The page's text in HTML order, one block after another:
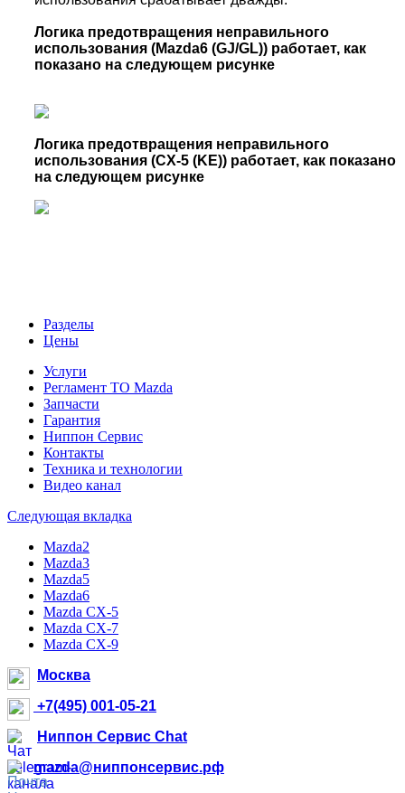
Логика предотвращения неправильного
использования (Mazda6 (GJ/GL)) работает, как
показано на следующем рисунке
Логика предотвращения неправильного
использования (CX-5 (KE)) работает, как показано
на следующем рисунке
Разделы
Цены
Услуги
Регламент ТО Mazda
Запчасти
Гарантия
Ниппон Сервис
Контакты
Техника и технологии
Видео канал
Следующая вкладка
Mazda2
Mazda3
Mazda5
Mazda6
Mazda CX-5
Mazda CX-7
Mazda CX-9
Москва
+7(495) 001-05-21
Ниппон Сервис Chat
mazda@ниппонсервис.рф